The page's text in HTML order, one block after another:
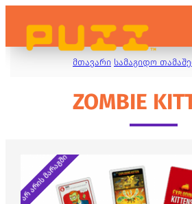
მთავარი სამაგიდო
ZOMBIE
არ არის მარაგში